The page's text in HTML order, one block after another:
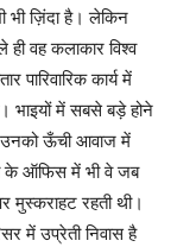
भी ज़िंदा है। लेकिन
वह कलाकार विश्व
पारिवारिक कार्य में
भाइयों में सबसे बड़े होने
उनको ऊँची आवाज में
के ऑफिस में भी वे जब
रहती थी।
में उप्रेती निवास है